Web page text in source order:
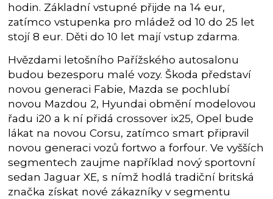
hodin. Základní vstupné přijde na 14 eur,
zatímco vstupenka pro mládež od 10 do 25 let
stojí 8 eur. Děti do 10 let mají vstup zdarma.
Hvězdami letošního Pařížského autosalonu
budou bezesporu malé vozy. Škoda představí
novou generaci Fabie, Mazda se pochlubí
novou Mazdou 2, Hyundai obmění modelovou
řadu i20 a k ní přidá crossover ix25, Opel bude
lákat na novou Corsu, zatímco smart připravil
novou generaci vozů fortwo a forfour. Ve vyšších
segmentech zaujme například nový sportovní
sedan Jaguar XE, s nímž hodlá tradiční britská
značka získat nové zákazníky v segmentu